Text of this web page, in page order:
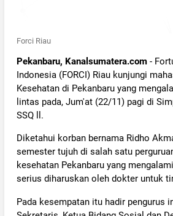
Forci Riau
Pekanbaru, Kanalsumatera.com-
Indonesia (FORCI) Riau kunjungi
Kesehatan di Pekanbaru yang
lintas pada, Jum'at (22/11) pagi di
SSQ ll.
Diketahui korban bernama Ridho
semester tujuh di salah satu
kesehatan Pekanbaru yang
serius diharuskan oleh dokter untuk
Pada kesempatan itu hadir pengurus